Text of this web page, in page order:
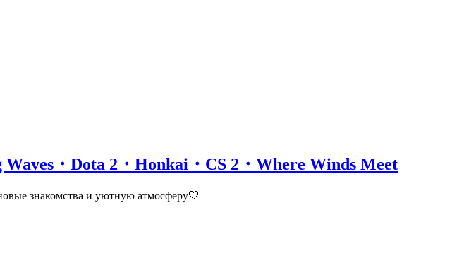
・Dota 2・Honkai・CS 2・Where Winds Meet
знакомства и уютную атмосферу🤍